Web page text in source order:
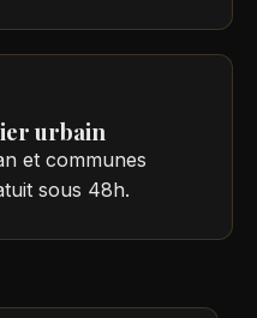
urbain
et communes
sous 48h.